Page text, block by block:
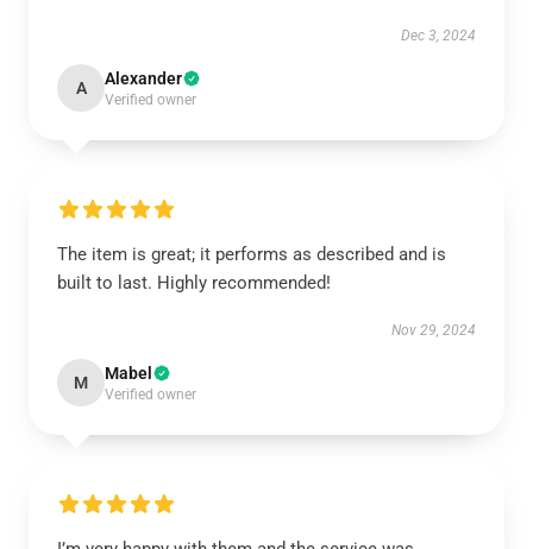
Dec 3, 2024
A Alexander
Verified owner
The item is great; it performs as described and is
built to last. Highly recommended!
Nov 29, 2024
M Mabel
Verified owner